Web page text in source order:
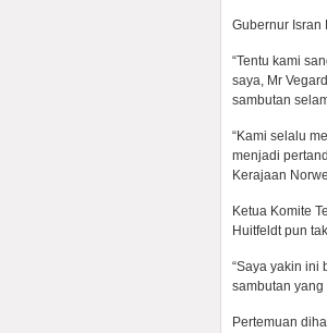
Gubernur Isran
“Tentu kami
saya, Mr
sambutan
“Kami selalu
menjadi
Kerajaan
Ketua Komite
Huitfeldt pun
“Saya yakin ini
sambutan yang
Pertemuan